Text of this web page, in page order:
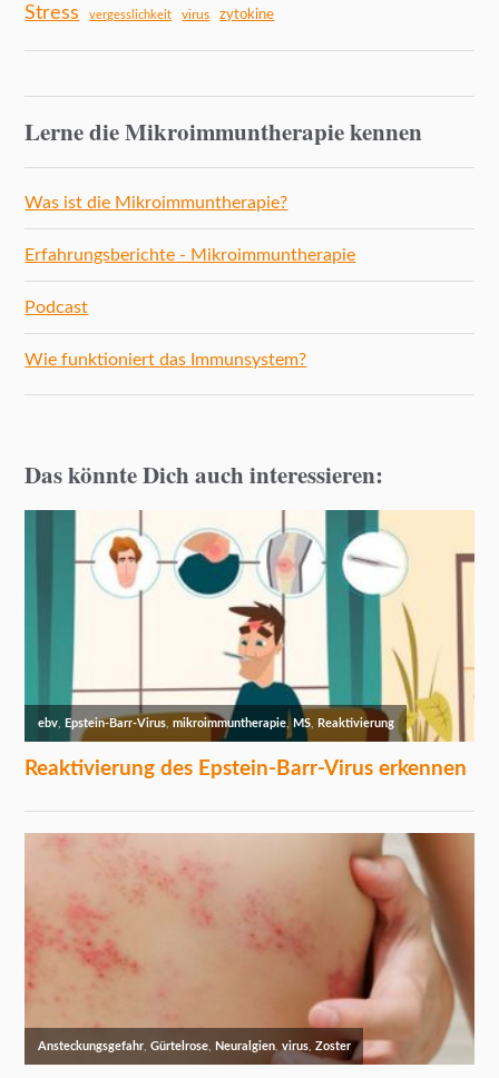
Stress vergesslichkeit virus zytokine
Lerne die Mikroimmuntherapie kennen
Was ist die Mikroimmuntherapie?
Erfahrungsberichte - Mikroimmuntherapie
Podcast
Wie funktioniert das Immunsystem?
Das könnte Dich auch interessieren: